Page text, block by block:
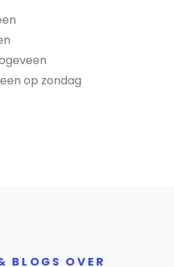
op zondag
BLOGS OVER